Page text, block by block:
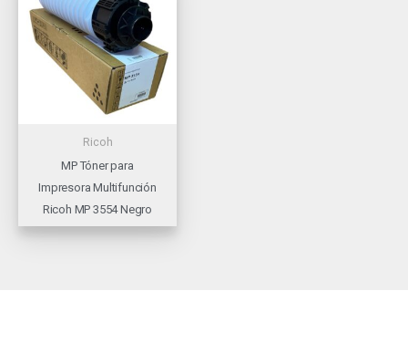
Ricoh
MP Tóner para
Impresora Multifunción
Ricoh MP 3554 Negro